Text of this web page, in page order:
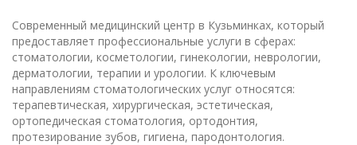
Современный медицинский центр в Кузьминках, который
предоставляет профессиональные услуги в сферах:
стоматологии, косметологии, гинекологии, неврологии,
дерматологии, терапии и урологии. К ключевым
направлениям стоматологических услуг относятся:
терапевтическая, хирургическая, эстетическая,
ортопедическая стоматология, ортодонтия,
протезирование зубов, гигиена, пародонтология.